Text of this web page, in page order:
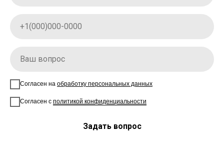
Согласен на обработку персональных данных
Согласен с политикой конфиденциальности
Задать вопрос